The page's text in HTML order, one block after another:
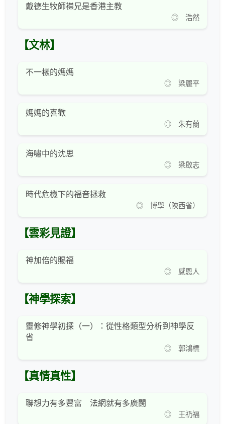
戴德生牧師襟兄是香港主教
◎ 浩然
【文林】
不一樣的媽媽
◎ 梁麗平
媽媽的喜歡
◎ 朱有蘭
海嘯中的沈思
◎ 梁啟志
時代危機下的福音拯救
◎ 博學（陝西省）
【雲彩見證】
神加倍的賜福
◎ 感恩人
【神學探索】
靈修神學初探（一）：從性格類型分析到神學反
省
◎ 郭鴻標
【真情真性】
聯想力有多豐富 法網就有多廣闊
◎ 王礽福